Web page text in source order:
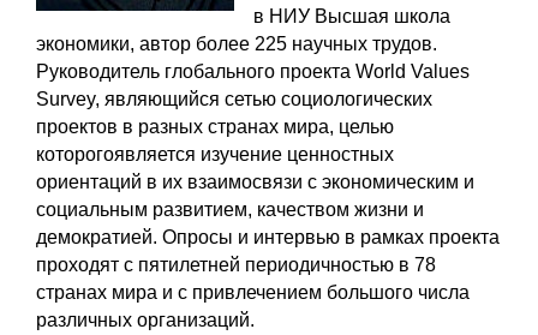
в НИУ Высшая школа
экономики, автор более 225 научных трудов.
Руководитель глобального проекта World Values
Survey, являющийся сетью социологических
проектов в разных странах мира, целью
которогоявляется изучение ценностных
ориентаций в их взаимосвязи с экономическим и
социальным развитием, качеством жизни и
демократией. Опросы и интервью в рамках проекта
проходят с пятилетней периодичностью в 78
странах мира и с привлечением большого числа
различных организаций.